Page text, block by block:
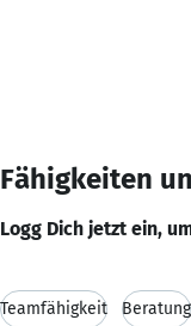
Fähigkeiten
Logg Dich jetzt ein,
Teamfähigkeit Beratung